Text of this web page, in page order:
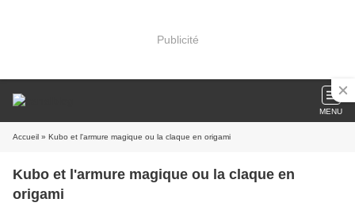
Publicité
MENU
Accueil » Kubo et l'armure magique ou la claque en origami
Kubo et l'armure magique ou la claque en
origami